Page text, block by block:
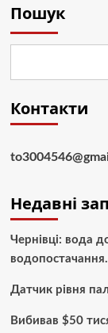
Пошук
Контакти
Недавні
Чернівці: вода
водопостачання.
Датчик рівня
Вибивав $50